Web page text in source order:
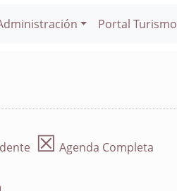
Portal Turismo
☒ Agenda Completa